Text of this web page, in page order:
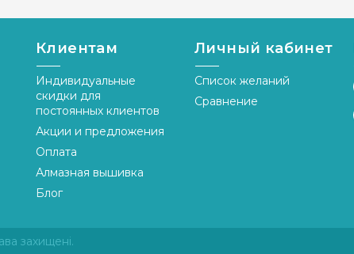
частичная
канва Aida 14
12x12 см
производитель
частичная
Клиентам
Индивидуальные
скидки для
постоянных клиентов
Акции и предложения
Оплата
Алмазная вышивка
Блог
Личный кабинет
Список желаний
Сравнение
захищені.